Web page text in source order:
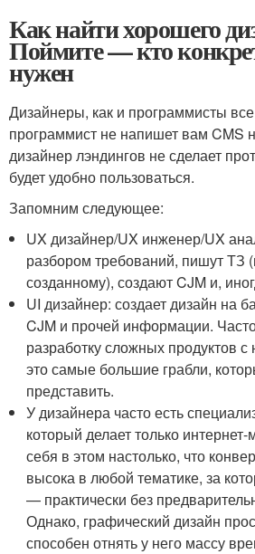
Как найти хорошего
Поймите — кто
нужен
Дизайнеры, как и программисты
программист не напишет вам CMS
дизайнер лэндингов не сделает
будет удобно пользоваться.
Запомним следующее:
UX дизайнер/UX инженер/UX
разбором требований, пишут ТЗ
созданному), создают CJM и,
UI дизайнер: создает дизайн на
CJM и прочей информации.
разработку сложных продуктов с
это самые большие грабли,
представить.
У дизайнера часто есть
который делает только
себя в этом настолько, что
высока в любой тематике, за
— практически без
Однако, графический дизайн
способен отнять у него массу